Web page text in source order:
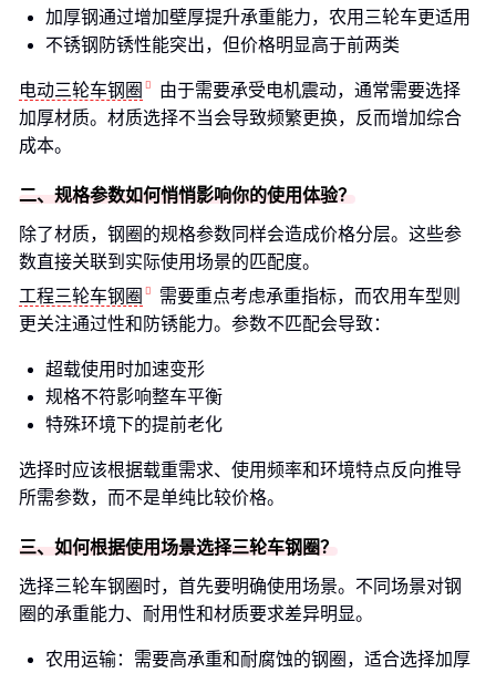
加厚钢通过增加壁厚提升承重能力，农用三轮车更适用
不锈钢防锈性能突出，但价格明显高于前两类
电动三轮车钢圈
由于需要承受电机震动，通常需要选择
加厚材质。材质选择不当会导致频繁更换，反而增加综合
成本。
二、规格参数如何悄悄影响你的使用体验？
除了材质，钢圈的规格参数同样会造成价格分层。这些参
数直接关联到实际使用场景的匹配度。
工程三轮车钢圈
需要重点考虑承重指标，而农用车型则
更关注通过性和防锈能力。参数不匹配会导致：
超载使用时加速变形
规格不符影响整车平衡
特殊环境下的提前老化
选择时应该根据载重需求、使用频率和环境特点反向推导
所需参数，而不是单纯比较价格。
三、如何根据使用场景选择三轮车钢圈？
选择三轮车钢圈时，首先要明确使用场景。不同场景对钢
圈的承重能力、耐用性和材质要求差异明显。
农用运输：需要高承重和耐腐蚀的钢圈，适合选择加厚